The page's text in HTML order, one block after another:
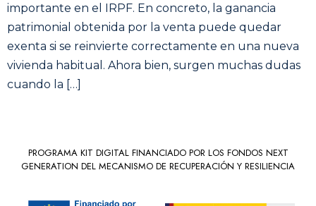
importante en el IRPF. En concreto, la ganancia
patrimonial obtenida por la venta puede quedar
exenta si se reinvierte correctamente en una nueva
vivienda habitual. Ahora bien, surgen muchas dudas
cuando la […]
PROGRAMA KIT DIGITAL FINANCIADO POR LOS FONDOS NEXT
GENERATION DEL MECANISMO DE RECUPERACIÓN Y RESILIENCIA